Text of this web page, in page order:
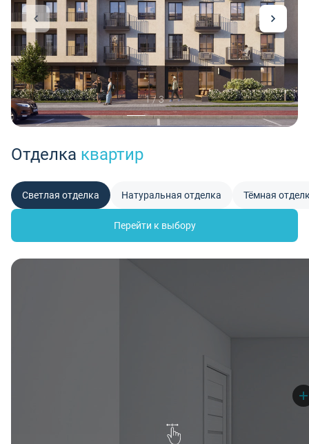
1 / 3
Отделка квартир
Светлая отделка Натуральная отделка Тёмная
Перейти к выбору